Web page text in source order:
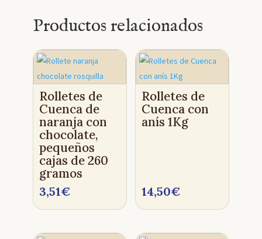
Productos relacionados
Rolletes de
Cuenca de
naranja con
chocolate,
pequeños
cajas de 260
gramos
3,51€
Rolletes de
Cuenca con
anís 1Kg
14,50€